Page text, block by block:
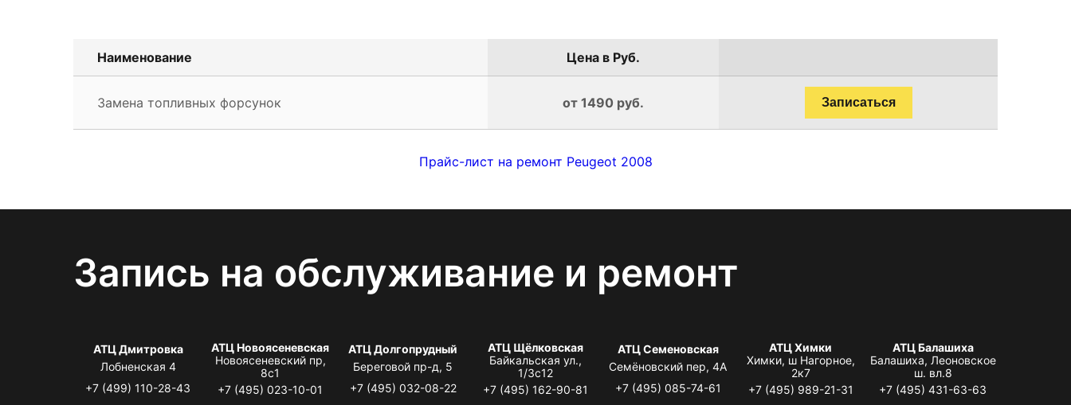
Наименование Цена в Руб.
Замена топливных форсунок от 1490 руб. Записаться
Прайс-лист на ремонт Peugeot 2008
Запись на обслуживание и ремонт
АТЦ Дмитровка
Лобненская 4
+7 (499) 110-28-43
АТЦ Новоясеневская
Новоясеневский пр,
8с1
+7 (495) 023-10-01
АТЦ Долгопрудный
Береговой пр-д, 5
+7 (495) 032-08-22
АТЦ Щёлковская
Байкальская ул.,
1/3с12
+7 (495) 162-90-81
АТЦ Семеновская
Семёновский пер, 4А
+7 (495) 085-74-61
АТЦ Химки
Химки, ш Нагорное,
2к7
+7 (495) 989-21-31
АТЦ Балашиха
Балашиха, Леоновское
ш. вл.8
+7 (495) 431-63-63